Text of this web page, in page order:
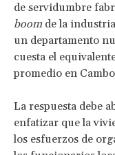
de servidumbre
boomde la
un departamento
cuesta el
promedio en
La respuesta debe
enfatizar que la
los esfuerzos de